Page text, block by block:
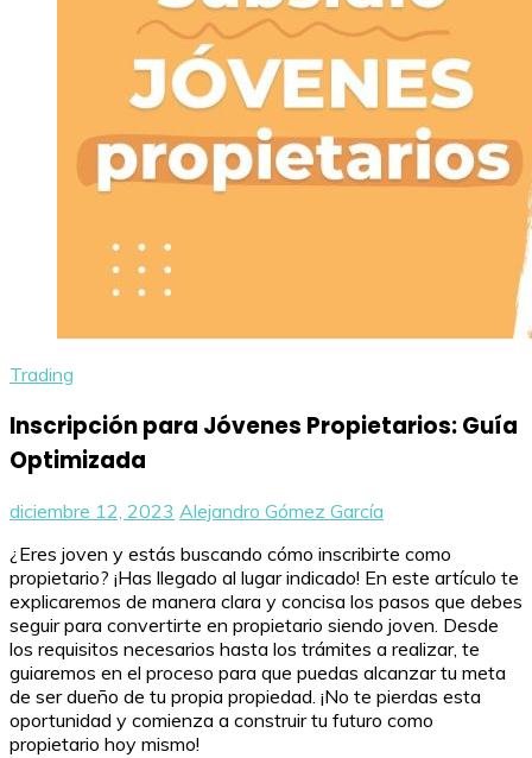
Trading
Inscripción para Jóvenes Propietarios: Guía
Optimizada
diciembre 12, 2023 Alejandro Gómez García
¿Eres joven y estás buscando cómo inscribirte como
propietario? ¡Has llegado al lugar indicado! En este artículo te
explicaremos de manera clara y concisa los pasos que debes
seguir para convertirte en propietario siendo joven. Desde
los requisitos necesarios hasta los trámites a realizar, te
guiaremos en el proceso para que puedas alcanzar tu meta
de ser dueño de tu propia propiedad. ¡No te pierdas esta
oportunidad y comienza a construir tu futuro como
propietario hoy mismo!